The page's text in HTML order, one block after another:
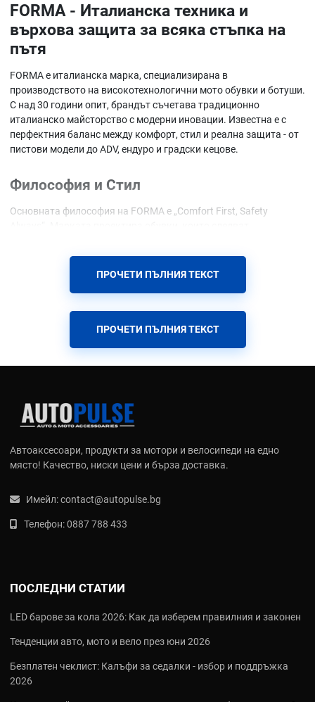
FORMA - Италианска техника и
върхова защита за всяка стъпка на
пътя
FORMA е италианска марка, специализирана в
производството на високотехнологични мото обувки и ботуши.
С над 30 години опит, брандът съчетава традиционно
италианско майсторство с модерни иновации. Известна е с
перфектния баланс между комфорт, стил и реална защита - от
пистови модели до ADV, ендуро и градски кецове.
Философия и Стил
Основната философия на FORMA е „Comfort First, Safety
свобода на движение и в същото време изглеждат модерно и
агресивно. Всеки модел е създаден с мисъл за реалните нужди
Иновации и Материали
Gore-Tex® мембрана- Водоустойчива и дишаща
технология, която държи краката сухи при всякакви
Vibram® подметки- Световен еталон за сцепление,
издръжливост и комфорт
състояние и мигновено твърда при удар
закопчаване и гъвкавост на глезена
здрави ботуши за дълъг път и офроуд
Racing Sport (серии Track, Racing, GP)
пистови модели с плъзгачи и максимална защита
Urban & Heritage (серии Street, Legend, Ace)
Дамска серия - Специално проектирани модели за женско
стъпало
ПРОЧЕТИ ПЪЛНИЯ ТЕКСТ
ПРОЧЕТИ ПЪЛНИЯ ТЕКСТ
Автоаксесоари, продукти за мотори и велосипеди на едно
място! Качество, ниски цени и бърза доставка.
Имейл:contact@autopulse.bg
Телефон:0887 788 433
ПОСЛЕДНИ СТАТИИ
LED барове за кола 2026: Как да изберем правилния и законен
Тенденции авто, мото и вело през юни 2026
Безплатен чеклист: Калъфи за седалки - избор и поддръжка
2026